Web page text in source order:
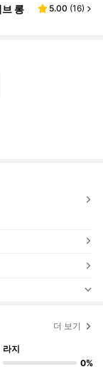
롱
5.00 (16)
더 보기
라지
0%